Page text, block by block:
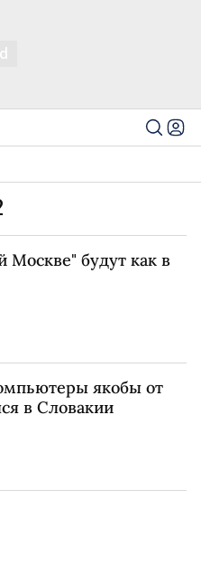
Москве" будут как в
якобы от
в Словакии